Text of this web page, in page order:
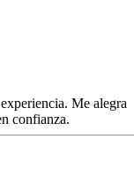
Me alegra
confianza.